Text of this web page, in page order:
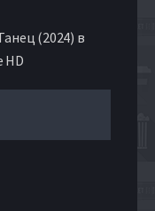
(2024) в
HD